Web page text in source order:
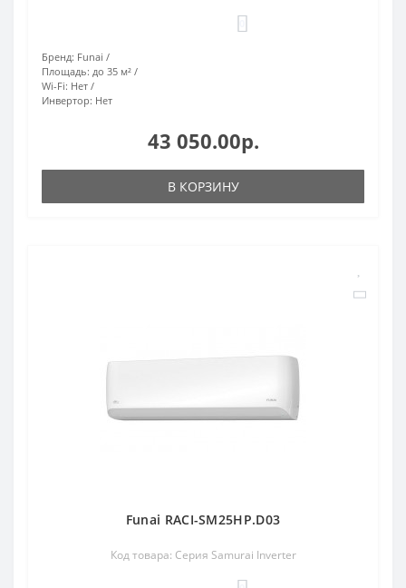
Бренд: Funai
Площадь: до 35 м²
Wi-Fi: Нет
Инвертор: Нет
43 050.00р.
В КОРЗИНУ
Funai RACI-SM25HP.D03
Код товара: Серия Samurai Inverter